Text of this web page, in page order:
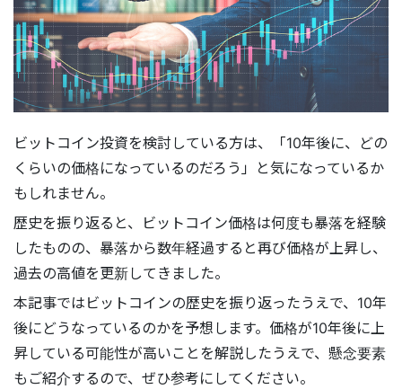
ビットコイン投資を検討している方は、「10年後に、どの
くらいの価格になっているのだろう」と気になっているか
もしれません。
歴史を振り返ると、ビットコイン価格は何度も暴落を経験
したものの、暴落から数年経過すると再び価格が上昇し、
過去の高値を更新してきました。
本記事ではビットコインの歴史を振り返ったうえで、10年
後にどうなっているのかを予想します。価格が10年後に上
昇している可能性が高いことを解説したうえで、懸念要素
もご紹介するので、ぜひ参考にしてください。